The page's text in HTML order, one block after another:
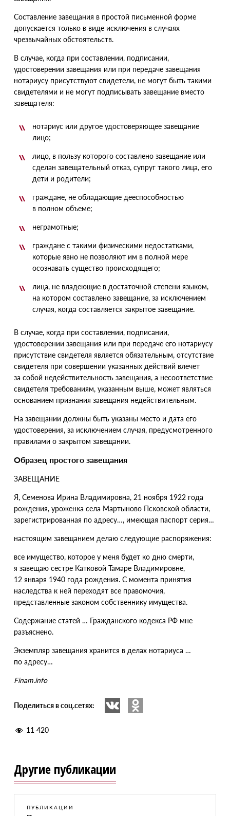
Составление завещания в простой письменной форме
допускается только в виде исключения в случаях
чрезвычайных обстоятельств.
В случае, когда при составлении, подписании,
удостоверении завещания или при передаче завещания
нотариусу присутствуют свидетели, не могут быть такими
свидетелями и не могут подписывать завещание вместо
завещателя:
нотариус или другое удостоверяющее завещание
лицо;
лицо, в пользу которого составлено завещание или
сделан завещательный отказ, супруг такого лица, его
дети и родители;
граждане, не обладающие дееспособностью
в полном объеме;
неграмотные;
граждане с такими физическими недостатками,
которые явно не позволяют им в полной мере
осознавать существо происходящего;
лица, не владеющие в достаточной степени языком,
на котором составлено завещание, за исключением
случая, когда составляется закрытое завещание.
В случае, когда при составлении, подписании,
удостоверении завещания или при передаче его нотариусу
присутствие свидетеля является обязательным, отсутствие
свидетеля при совершении указанных действий влечет
за собой недействительность завещания, а несоответствие
свидетеля требованиям, указанным выше, может являться
основанием признания завещания недействительным.
На завещании должны быть указаны место и дата его
удостоверения, за исключением случая, предусмотренного
правилами о закрытом завещании.
Образец простого завещания
ЗАВЕЩАНИЕ
Я, Семенова Ирина Владимировна, 21 ноября 1922 года
рождения, уроженка села Мартыново Псковской области,
зарегистрированная по адресу…, имеющая паспорт серия…
настоящим завещанием делаю следующие распоряжения:
все имущество, которое у меня будет ко дню смерти,
я завещаю сестре Катковой Тамаре Владимировне,
12 января 1940 года рождения. С момента принятия
наследства к ней переходят все правомочия,
представленные законом собственнику имущества.
Содержание статей … Гражданского кодекса РФ мне
разъяснено.
Экземпляр завещания хранится в делах нотариуса …
по адресу…
Finam.info
Поделиться в соц.сетях:
11 420
Другие публикации
ПУБЛИКАЦИИ